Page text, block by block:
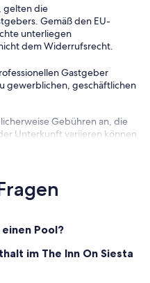
gelten die
Gemäß den EU-
unterliegen
dem Widerrufsrecht.
Gastgeber
gewerblichen, geschäftlichen
Gebühren an, die
Unterkunft variieren können.
Pool?
im The Inn On Siesta